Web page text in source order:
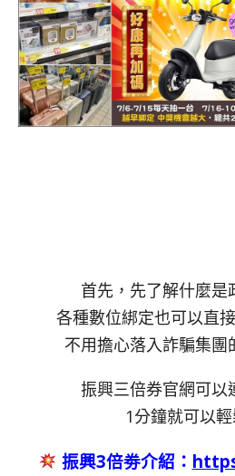
首先，先了解什麼是
各種數位綁定也可以直
不用擔心落入詐騙集團
振興三倍券官網可以
1分鐘就可以
振興3倍劵介紹：